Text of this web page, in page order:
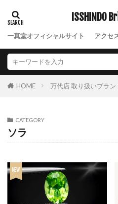
ISSHINDO
一真堂オフィシャルサイト アクセ
サファイア結婚指輪
サ
サプライズプロポーズ
サンティエ
シークレッ
シェリ デュー
シャーロット
ジャルダンドゥロゼ
ジ
ジュピター
シュリ
ジルコニウム 結婚指輪
シルバーアクセサリー
シンデレラ 結婚指輪
HOME 万代店 取り扱いブラン
CATEGORY
ソラ